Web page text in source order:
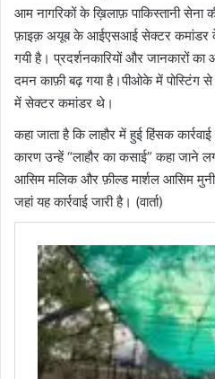
आम नागरिकों के ख़िलाफ़ पाकिस्तानी सेना
फ़ाइक़ अयूब के आईएसआई सेक्टर कमांडर
गयी है। प्रदर्शनकारियों और जानकारों
दमन काफ़ी बढ़ गया है।पीओके में पोस्टिंग
में सेक्टर कमांडर थे।
कहा जाता है कि लाहौर में हुई हिंसक
कारण उन्हें “लाहौर का कसाई” कहा
आसिम मलिक और फ़ील्ड मार्शल आसिम
जहां यह कार्रवाई जारी है। (वार्ता)